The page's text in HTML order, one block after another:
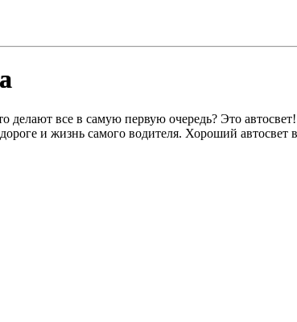
делают все в самую первую очередь? Это
и жизнь самого водителя. Хороший